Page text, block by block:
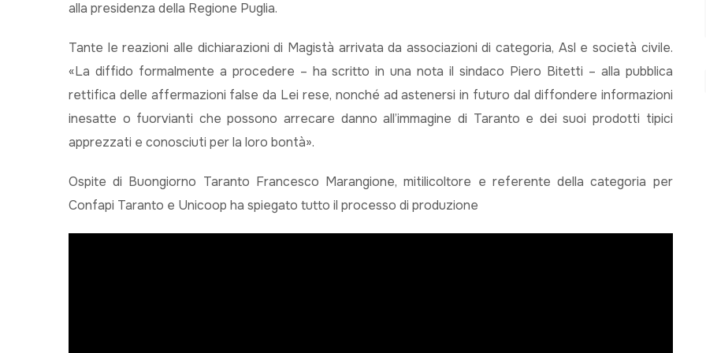
alla presidenza della Regione Puglia.
Tante le reazioni alle dichiarazioni di Magistà arrivata da associazioni di categoria, Asl e società civile.
«La diffido formalmente a procedere – ha scritto in una nota il sindaco Piero Bitetti – alla pubblica
rettifica delle affermazioni false da Lei rese, nonché ad astenersi in futuro dal diffondere informazioni
inesatte o fuorvianti che possono arrecare danno all’immagine di Taranto e dei suoi prodotti tipici
apprezzati e conosciuti per la loro bontà».
Ospite di Buongiorno Taranto Francesco Marangione, mitilicoltore e referente della categoria per
Confapi Taranto e Unicoop ha spiegato tutto il processo di produzione